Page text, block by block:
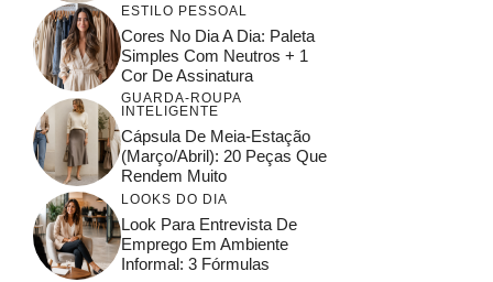
ESTILO PESSOAL
Cores No Dia A Dia: Paleta
Simples Com Neutros + 1
Cor De Assinatura
GUARDA-ROUPA
INTELIGENTE
Cápsula De Meia-Estação
(março/abril): 20 Peças Que
Rendem Muito
LOOKS DO DIA
Look Para Entrevista De
Emprego Em Ambiente
Informal: 3 Fórmulas